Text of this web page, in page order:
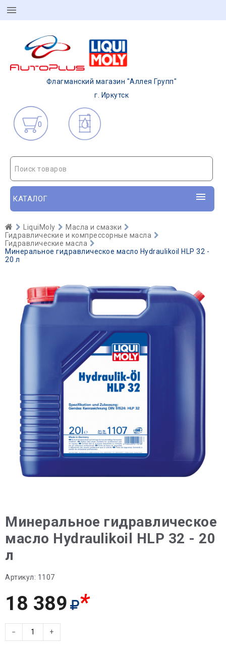
Флагманский магазин "Аллея Групп"
г. Иркутск
0
Поиск товаров
КАТАЛОГ
LiquiMoly
Масла и смазки
Гидравлические и компрессорные масла
Гидравлические масла
Минеральное гидравлическое масло Hydraulikoil HLP 32 -
20 л
Минеральное гидравлическое
масло Hydraulikoil HLP 32 - 20
л
Артикул: 1107
18 389 *
− +